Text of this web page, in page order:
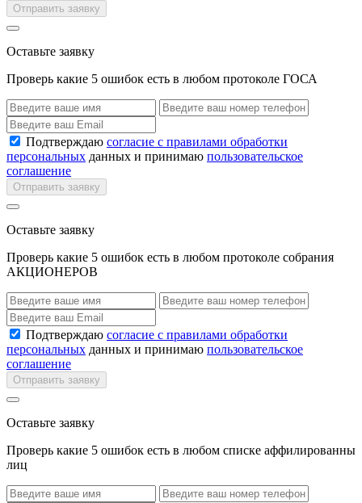
Отправить заявку
Оставьте заявку
Проверь какие 5 ошибок есть в любом протоколе ГОСА
Подтверждаю согласие с правилами обработки
персональных данных и принимаю пользовательское
соглашение
Отправить заявку
Оставьте заявку
Проверь какие 5 ошибок есть в любом протоколе собрания
АКЦИОНЕРОВ
Подтверждаю согласие с правилами обработки
персональных данных и принимаю пользовательское
соглашение
Отправить заявку
Оставьте заявку
Проверь какие 5 ошибок есть в любом списке аффилированны
лиц